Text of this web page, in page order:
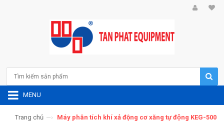
MENU
Trang chủ —› Máy phân tích khí xả động cơ xăng tự động KEG-500